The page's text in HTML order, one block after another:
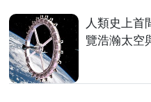
人類史上首
覽浩瀚太空